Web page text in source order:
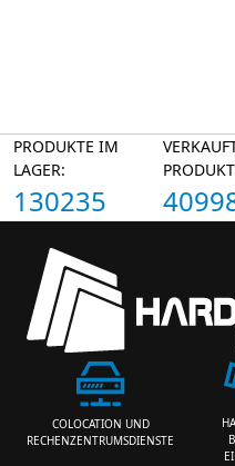
PRODUKTE IM
LAGER:
130235
COLOCATION UND
RECHENZENTRUMSDIENSTE